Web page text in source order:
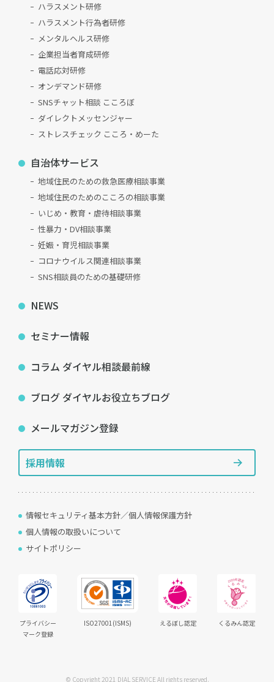
ハラスメント研修
ハラスメント行為者研修
メンタルヘルス研修
企業担当者育成研修
電話応対研修
オンデマンド研修
SNSチャット相談 こころぼ
ダイレクトメッセンジャー
ストレスチェック こころ・めーた
自治体サービス
地域住民のための救急医療相談事業
地域住民のためのこころの相談事業
いじめ・教育・虐待相談事業
性暴力・DV相談事業
妊娠・育児相談事業
コロナウイルス関連相談事業
SNS相談員のための基礎研修
NEWS
セミナー情報
コラム ダイヤル相談最前線
ブログ ダイヤルお役立ちブログ
メールマガジン登録
採用情報
情報セキュリティ基本方針／個人情報保護方針
個人情報の取扱いについて
サイトポリシー
プライバシー
マーク登録
ISO27001(ISMS) えるぼし認定 くるみん認定
© Copyright 2021 DIAL SERVICE All rights reserved.